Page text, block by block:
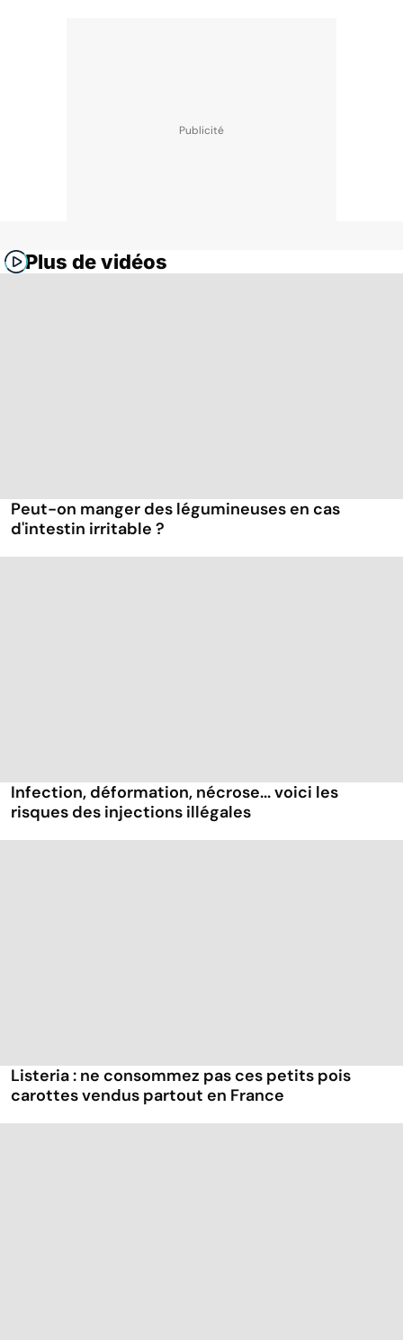
Plus de vidéos
Peut-on manger des légumineuses en cas
d'intestin irritable ?
Infection, déformation, nécrose... voici les
risques des injections illégales
Listeria : ne consommez pas ces petits pois
carottes vendus partout en France